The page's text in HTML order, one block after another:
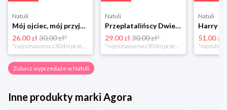
Natuli
Mój ojciec, mój przyjaciel Element
26.00 zł30.00 zł*
*najniższa cena z 30 dni przed obniżką
Natuli
Przeplatalińscy Dwie siostry
29.00 zł 30.00 zł*
*najniższa cena z 30 dni przed obniżką
Natuli
51.00 zł
Zobacz wyprzedaże w Natuli
Inne produkty marki Agora